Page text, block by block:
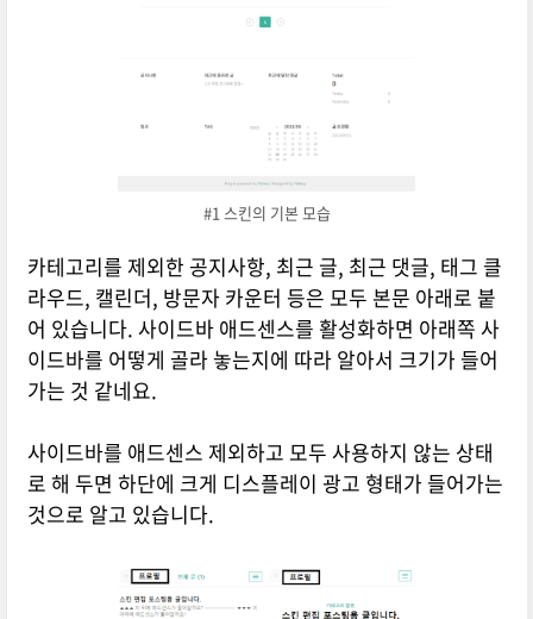
#1 스킨의 기본 모습
카테고리를 제외한 공지사항, 최근 글, 최근 댓글, 태그 클
라우드, 캘린더, 방문자 카운터 등은 모두 본문 아래로 붙
어 있습니다. 사이드바 애드센스를 활성화하면 아래쪽 사
이드바를 어떻게 골라 놓는지에 따라 알아서 크기가 들어
가는 것 같네요.
사이드바를 애드센스 제외하고 모두 사용하지 않는 상태
로 해 두면 하단에 크게 디스플레이 광고 형태가 들어가는
것으로 알고 있습니다.